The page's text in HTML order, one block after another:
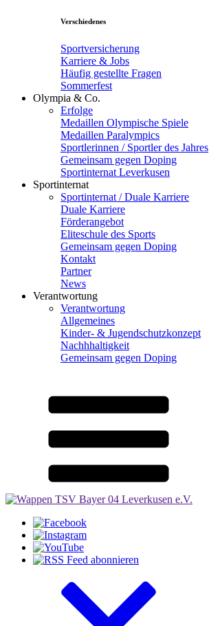
Verschiedenes
Sportversicherung
Karriere & Jobs
Häufig gestellte Fragen
Sommerfest
Olympia & Co.
Erfolge
Medaillen Olympische Spiele
Medaillen Paralympics
Sportlerinnen / Sportler des Jahres
Gemeinsam gegen Doping
Sportinternat Leverkusen
Sportinternat
Sportinternat / Duale Karriere
Duale Karriere
Förderangebot
Eliteschule des Sports
Gemeinsam gegen Doping
Kontakt
Partner
News
Verantwortung
Verantwortung
Allgemeines
Kinder- & Jugendschutzkonzept
Nachhhaltigkeit
Gemeinsam gegen Doping